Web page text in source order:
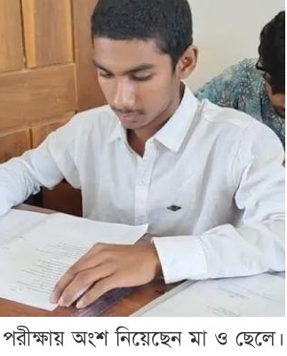
অংশ নিয়েছেন মা ও ছেলে।